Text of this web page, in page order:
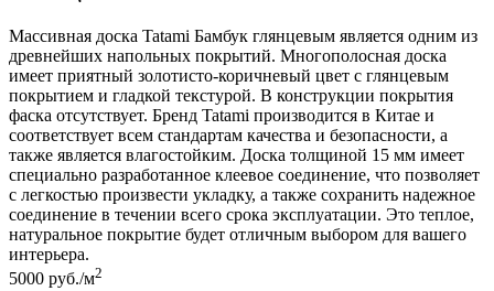
Массивная доска Tatami Бамбук глянцевым является одним из
древнейших напольных покрытий. Многополосная доска
имеет приятный золотисто-коричневый цвет с глянцевым
покрытием и гладкой текстурой. В конструкции покрытия
фаска отсутствует. Бренд Tatami производится в Китае и
соответствует всем стандартам качества и безопасности, а
также является влагостойким. Доска толщиной 15 мм имеет
специально разработанное клеевое соединение, что позволяет
с легкостью произвести укладку, а также сохранить надежное
соединение в течении всего срока эксплуатации. Это теплое,
натуральное покрытие будет отличным выбором для вашего
интерьера.
5000 руб./м2